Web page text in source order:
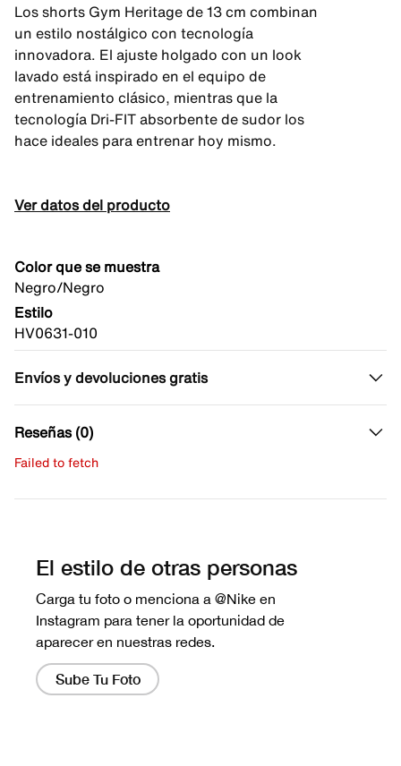
Los shorts Gym Heritage de 13 cm combinan
un estilo nostálgico con tecnología
innovadora. El ajuste holgado con un look
lavado está inspirado en el equipo de
entrenamiento clásico, mientras que la
tecnología Dri-FIT absorbente de sudor los
hace ideales para entrenar hoy mismo.
Ver datos del producto
Color que se muestra
Negro/Negro
Estilo
HV0631-010
Envíos y devoluciones gratis
Reseñas (0)
Failed to fetch